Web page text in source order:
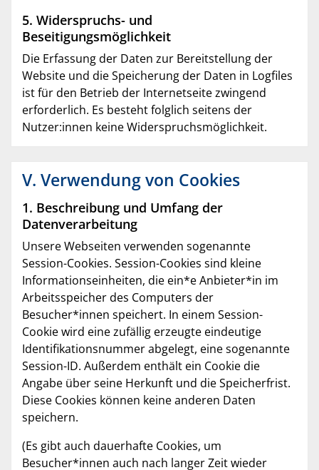
5. Widerspruchs- und
Beseitigungsmöglichkeit
Die Erfassung der Daten zur Bereitstellung der
Website und die Speicherung der Daten in Logfiles
ist für den Betrieb der Internetseite zwingend
erforderlich. Es besteht folglich seitens der
Nutzer:innen keine Widerspruchsmöglichkeit.
V. Verwendung von Cookies
1. Beschreibung und Umfang der
Datenverarbeitung
Unsere Webseiten verwenden sogenannte
Session-Cookies. Session-Cookies sind kleine
Informationseinheiten, die ein*e Anbieter*in im
Arbeitsspeicher des Computers der
Besucher*innen speichert. In einem Session-
Cookie wird eine zufällig erzeugte eindeutige
Identifikationsnummer abgelegt, eine sogenannte
Session-ID. Außerdem enthält ein Cookie die
Angabe über seine Herkunft und die Speicherfrist.
Diese Cookies können keine anderen Daten
speichern.
(Es gibt auch dauerhafte Cookies, um
Besucher*innen auch nach langer Zeit wieder